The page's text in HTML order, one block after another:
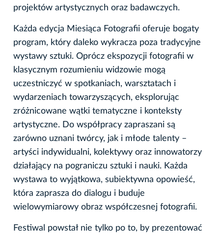
projektów artystycznych oraz badawczych.
Każda edycja Miesiąca Fotografii oferuje bogaty
program, który daleko wykracza poza tradycyjne
wystawy sztuki. Oprócz ekspozycji fotografii w
klasycznym rozumieniu widzowie mogą
uczestniczyć w spotkaniach, warsztatach i
wydarzeniach towarzyszących, eksplorując
zróżnicowane wątki tematyczne i konteksty
artystyczne. Do współpracy zapraszani są
zarówno uznani twórcy, jak i młode talenty –
artyści indywidualni, kolektywy oraz innowatorzy
działający na pograniczu sztuki i nauki. Każda
wystawa to wyjątkowa, subiektywna opowieść,
która zaprasza do dialogu i buduje
wielowymiarowy obraz współczesnej fotografii.
Festiwal powstał nie tylko po to, by prezentować